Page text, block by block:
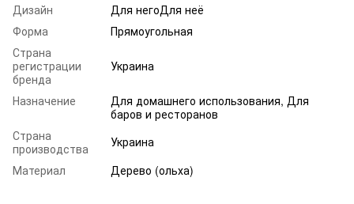
Дизайн
Для негоДля неё
Форма
Прямоугольная
Страна
регистрации
бренда
Украина
Назначение
Для домашнего использования, Для
баров и ресторанов
Страна
производства
Украина
Материал
Дерево (ольха)